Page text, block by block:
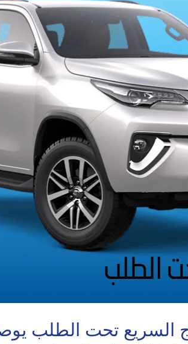
السريع تحت الطلب